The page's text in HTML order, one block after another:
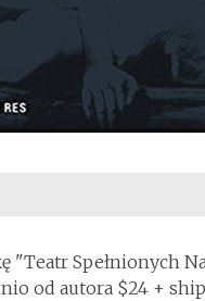
"Teatr Spełnionych
od autora $24 +